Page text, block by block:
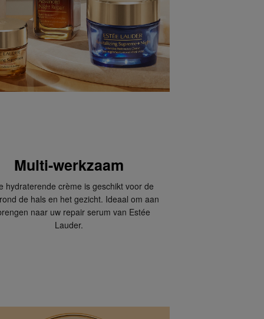
Multi-werkzaam
hydraterende crème is geschikt voor de
de hals en het gezicht. Ideaal om aan
naar uw repair serum van Estée
Lauder.